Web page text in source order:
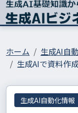
ホーム
生成AI自
生成AIで資料作
生成AI自動化情報